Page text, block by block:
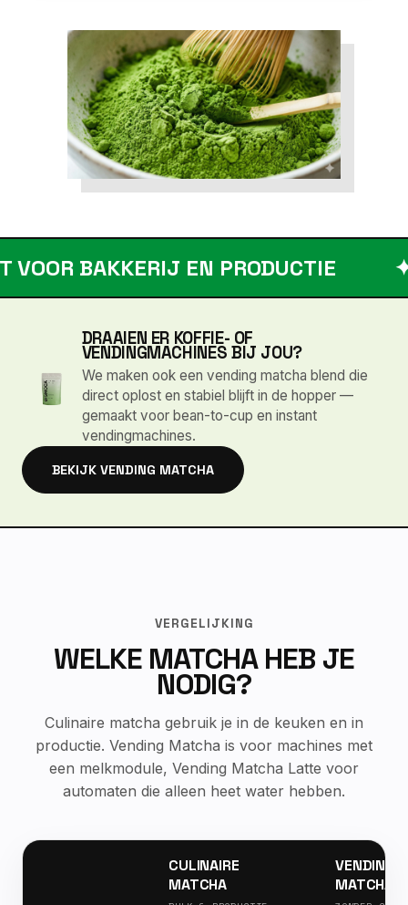
EN PRODUCTIE ✦
DRAAIEN ER KOFFIE- OF
VENDINGMACHINES BIJ JOU?
We maken ook een vending matcha blend die
direct oplost en stabiel blijft in de hopper —
gemaakt voor bean-to-cup en instant
vendingmachines.
BEKIJK VENDING MATCHA
VERGELIJKING
WELKE MATCHA HEB JE
NODIG?
Culinaire matcha gebruik je in de keuken en in
productie. Vending Matcha is voor machines met
een melkmodule, Vending Matcha Latte voor
automaten die alleen heet water hebben.
CULINAIRE
MATCHA
VENDING
MATCHA